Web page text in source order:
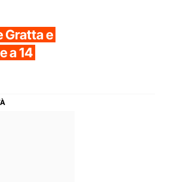
Gratta e
a 14